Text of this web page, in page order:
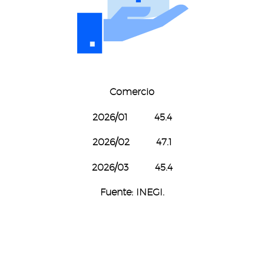
Comercio
2026/01 45.4
2026/02 47.1
2026/03 45.4
Fuente: INEGI.